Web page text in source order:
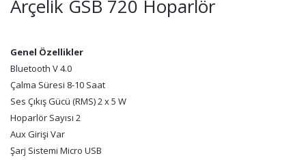
Arçelik GSB 720 Hoparlör
Genel Özellikler
Bluetooth V 4.0
Çalma Süresi 8-10 Saat
Ses Çıkış Gücü (RMS) 2 x 5 W
Hoparlör Sayısı 2
Aux Girişi Var
Şarj Sistemi Micro USB